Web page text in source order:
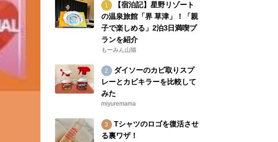
【宿泊記】星野リゾート
の温泉旅館「界 草津」！「親
子で楽しめる」2泊3日満喫プ
ランを紹介
もーみん山猫
ダイソーのカビ取りスプ
レーとカビキラーを比較して
みた
miyuremama
Tシャツのロゴを復活させ
る裏ワザ！